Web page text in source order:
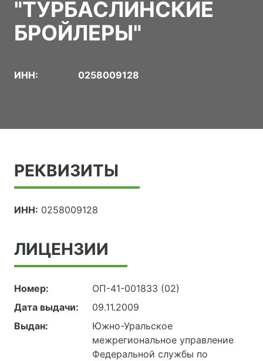
"ТУРБАСЛИНСКИЕ
БРОЙЛЕРЫ"
ИНН: 0258009128
РЕКВИЗИТЫ
ИНН: 0258009128
ЛИЦЕНЗИИ
Номер:
ОП-41-001833 (02)
Дата выдачи:
09.11.2009
Выдан:
Южно-Уральское
межрегиональное управление
Федеральной службы по